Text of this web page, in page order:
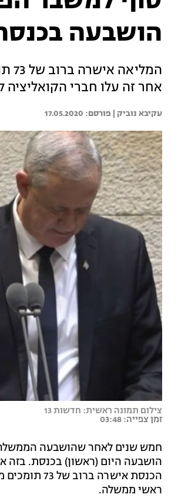
הושבעה
אחר זה עלו חברי הקואליציה
עקיבא נוביק | 17.05.2020
צילום תמונה ראשית: חדשות 13
זמן צפייה: 03:48
הושבעה היום (ראשון) בכנסת. בזה
ראשי ממשלה.